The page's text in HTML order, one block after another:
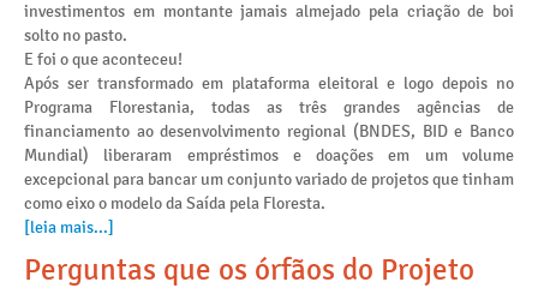
investimentos em montante jamais almejado pela criação de boi
solto no pasto.
E foi o que aconteceu!
Após ser transformado em plataforma eleitoral e logo depois no
Programa Florestania, todas as três grandes agências de
financiamento ao desenvolvimento regional (BNDES, BID e Banco
Mundial) liberaram empréstimos e doações em um volume
excepcional para bancar um conjunto variado de projetos que tinham
como eixo o modelo da Saída pela Floresta.
[leia mais...]
Perguntas que os órfãos do Projeto